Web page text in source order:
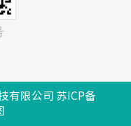
有限公司 苏ICP备